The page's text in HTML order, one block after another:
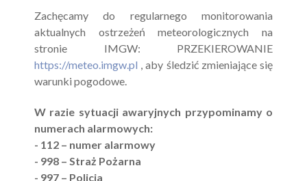
Zachęcamy do regularnego monitorowania
aktualnych ostrzeżeń meteorologicznych na
stronie IMGW: PRZEKIEROWANIE
https://meteo.imgw.pl , aby śledzić zmieniające się
warunki pogodowe.
W razie sytuacji awaryjnych przypominamy o
numerach alarmowych:
- 112 – numer alarmowy
- 998 – Straż Pożarna
- 997 – Policja